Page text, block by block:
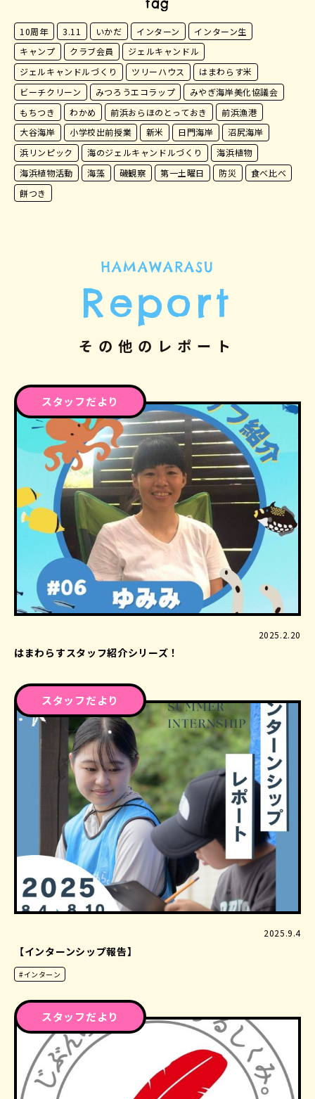
tag
10周年 3.11 いかだ インターン
インターン生
キャンプ
クラブ会員
ジェルキャンドル
ジェルキャンドルづくり
ツリーハウス
はまわらす米
ビーチクリーン
みつろうエコラップ
みやぎ海岸美化協議会
もちつき
わかめ 前浜おらほのとっておき
前浜漁港
大谷海岸
小学校出前授業 新米 日門海岸
沼尻海岸
浜リンピック
海のジェルキャンドルづくり
海浜植物
海浜植物活動
海藻 磯観察 第一土曜日 防災
食べ比べ
餅つき
HAMAWARASU
Report
その他のレポート
スタッフだより
2025.2.20
はまわらすスタッフ紹介シリーズ！
スタッフだより
2025.9.4
【インターンシップ報告】
#インターン
スタッフだより